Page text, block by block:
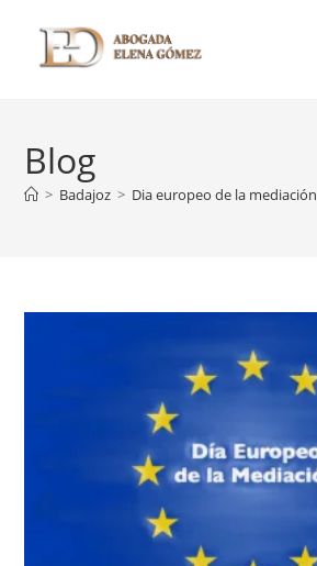
Blog
> Badajoz > Dia europeo de la mediación